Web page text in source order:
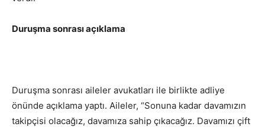
Duruşma sonrası açıklama
Duruşma sonrası aileler avukatları ile birlikte adliye
önünde açıklama yaptı. Aileler, “Sonuna kadar davamızın
takipçisi olacağız, davamıza sahip çıkacağız. Davamızı çift